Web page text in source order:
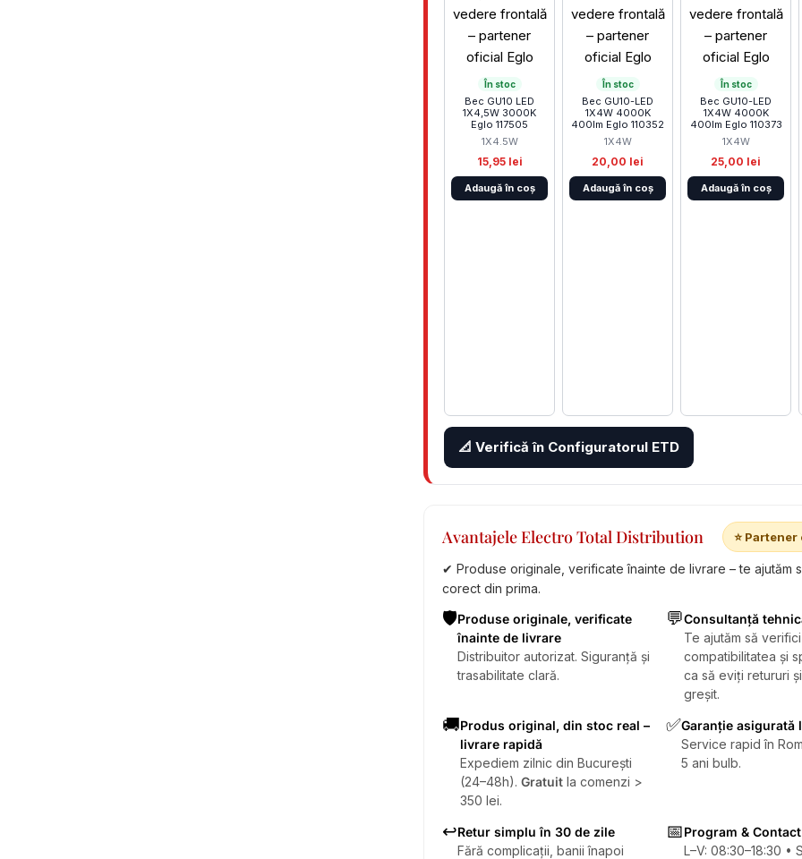
În stoc
Bec GU10 LED
1X4,5W 3000K
Eglo 117505
1X4.5W
15,95 lei
Adaugă în coș
În stoc
Bec GU10-LED
1X4W 4000K
400lm Eglo 110352
1X4W
20,00 lei
Adaugă în coș
În stoc
Bec GU10-LED
1X4W 4000K
400lm Eglo 110373
1X4W
25,00 lei
Adaugă în coș
📐 Verifică în Configuratorul ETD
Avantajele Electro Total Distribution ⭐
✔ Produse originale, verificate înainte de livrare – te ajutăm
corect din prima.
🛡️Produse originale, verificate
înainte de livrare
Distribuitor autorizat. Siguranță și
trasabilitate clară.
💬Consultanță
Te ajutăm să verifici
compatibilitatea și
ca să eviți retururi
greșit.
🚚Produs original, din stoc real –
livrare rapidă
Expediem zilnic din București
(24–48h). Gratuit la comenzi >
350 lei.
✅Garanție asigurată
Service rapid în
5 ani bulb.
↩️Retur simplu în 30 de zile
Fără complicații, banii înapoi
📅Program & Contact
L–V: 08:30–18:30 •